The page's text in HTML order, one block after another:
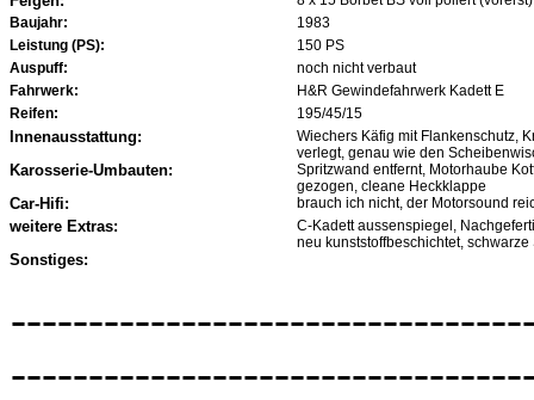
Baujahr:
1983
Leistung (PS):
150 PS
Auspuff:
noch nicht verbaut
Fahrwerk:
H&R Gewindefahrwerk Kadett E
Reifen:
195/45/15
Innenausstattung:
Wiechers Käfig mit Flankenschutz,
verlegt, genau wie den
Karosserie-Umbauten:
Spritzwand entfernt, Motorhaube
gezogen, cleane Heckklappe
Car-Hifi: brauch ich nicht, der Motorsound
weitere Extras:
C-Kadett aussenspiegel,
neu kunststoffbeschichtet,
Sonstiges: